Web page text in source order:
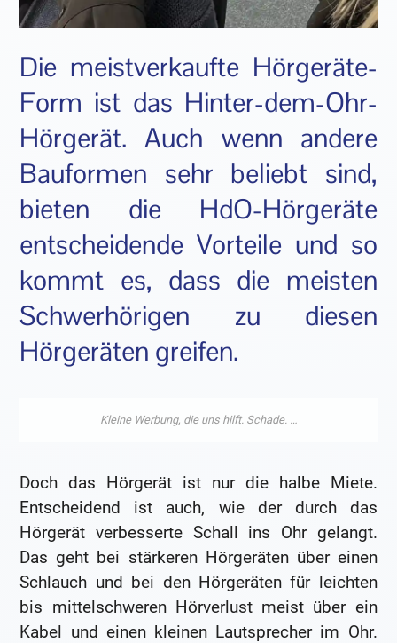
Die meistverkaufte Hörgeräte-
Form ist das Hinter-dem-Ohr-
Hörgerät. Auch wenn andere
Bauformen sehr beliebt sind,
bieten die HdO-Hörgeräte
entscheidende Vorteile und so
kommt es, dass die meisten
Schwerhörigen zu diesen
Hörgeräten greifen.
Doch das Hörgerät ist nur die halbe Miete.
Entscheidend ist auch, wie der durch das
Hörgerät verbesserte Schall ins Ohr gelangt.
Das geht bei stärkeren Hörgeräten über einen
Schlauch und bei den Hörgeräten für leichten
bis mittelschweren Hörverlust meist über ein
Kabel und einen kleinen Lautsprecher im Ohr.